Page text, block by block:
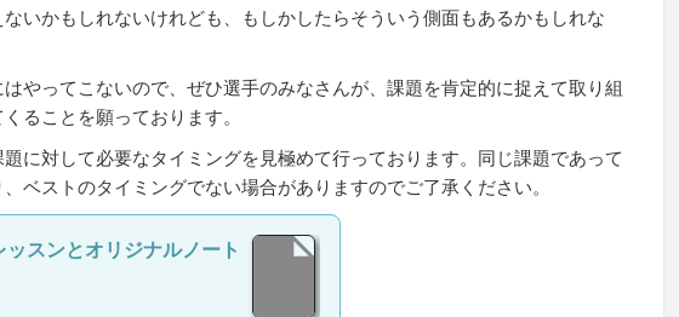
ないかもしれないけれども、もしかしたらそういう側面もあるかもしれな
やってこないので、ぜひ選手のみなさんが、課題を肯定的に捉えて取り組
ることを願っております。
に対して必要なタイミングを見極めて行っております。同じ課題であって
ベストのタイミングでない場合がありますのでご了承ください。
スンとオリジナルノート